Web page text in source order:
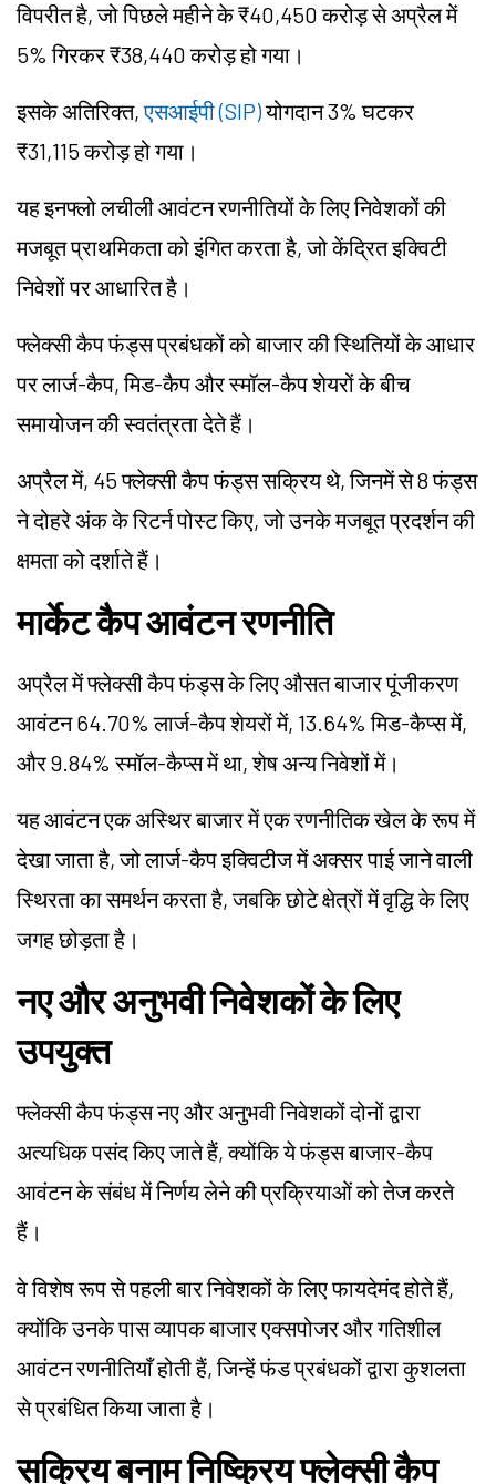
विपरीत है, जो पिछले महीने के ₹40,450 करोड़ से अप्रैल में
5% गिरकर ₹38,440 करोड़ हो गया।
इसके अतिरिक्त,एसआईपी (SIP)योगदान 3% घटकर
₹31,115 करोड़ हो गया।
यह इनफ्लो लचीली आवंटन रणनीतियों के लिए निवेशकों की
मजबूत प्राथमिकता को इंगित करता है, जो केंद्रित इक्विटी
निवेशों पर आधारित है।
फ्लेक्सी कैप फंड्स प्रबंधकों को बाजार की स्थितियों के आधार
पर लार्ज-कैप, मिड-कैप और स्मॉल-कैप शेयरों के बीच
समायोजन की स्वतंत्रता देते हैं।
अप्रैल में, 45 फ्लेक्सी कैप फंड्स सक्रिय थे, जिनमें से 8 फंड्स
ने दोहरे अंक के रिटर्न पोस्ट किए, जो उनके मजबूत प्रदर्शन की
क्षमता को दर्शाते हैं।
मार्केट कैप आवंटन रणनीति
अप्रैल में फ्लेक्सी कैप फंड्स के लिए औसत बाजार पूंजीकरण
आवंटन 64.70% लार्ज-कैप शेयरों में, 13.64% मिड-कैप्स में,
और 9.84% स्मॉल-कैप्स में था, शेष अन्य निवेशों में।
यह आवंटन एक अस्थिर बाजार में एक रणनीतिक खेल के रूप में
देखा जाता है, जो लार्ज-कैप इक्विटीज में अक्सर पाई जाने वाली
स्थिरता का समर्थन करता है, जबकि छोटे क्षेत्रों में वृद्धि के लिए
जगह छोड़ता है।
नए और अनुभवी निवेशकों के लिए
उपयुक्त
फ्लेक्सी कैप फंड्स नए और अनुभवी निवेशकों दोनों द्वारा
अत्यधिक पसंद किए जाते हैं, क्योंकि ये फंड्स बाजार-कैप
आवंटन के संबंध में निर्णय लेने की प्रक्रियाओं को तेज करते
हैं।
वे विशेष रूप से पहली बार निवेशकों के लिए फायदेमंद होते हैं,
क्योंकि उनके पास व्यापक बाजार एक्सपोजर और गतिशील
आवंटन रणनीतियाँ होती हैं, जिन्हें फंड प्रबंधकों द्वारा कुशलता
से प्रबंधित किया जाता है।
सक्रिय बनाम निष्क्रिय फ्लेक्सी कैप